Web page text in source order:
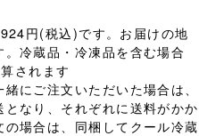
円(税込)です。お届けの地
冷蔵品・冷凍品を含む場合
されます
にご注文いただいた場合は、
なり、それぞれに送料がかか
場合は、同梱してクール冷蔵